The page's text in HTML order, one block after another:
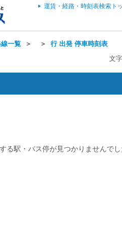
運賃・経路・時刻表検索ト
線一覧 ＞ ＞ 行 出発 停車時刻表
文
る駅・バス停が見つかりませんでし